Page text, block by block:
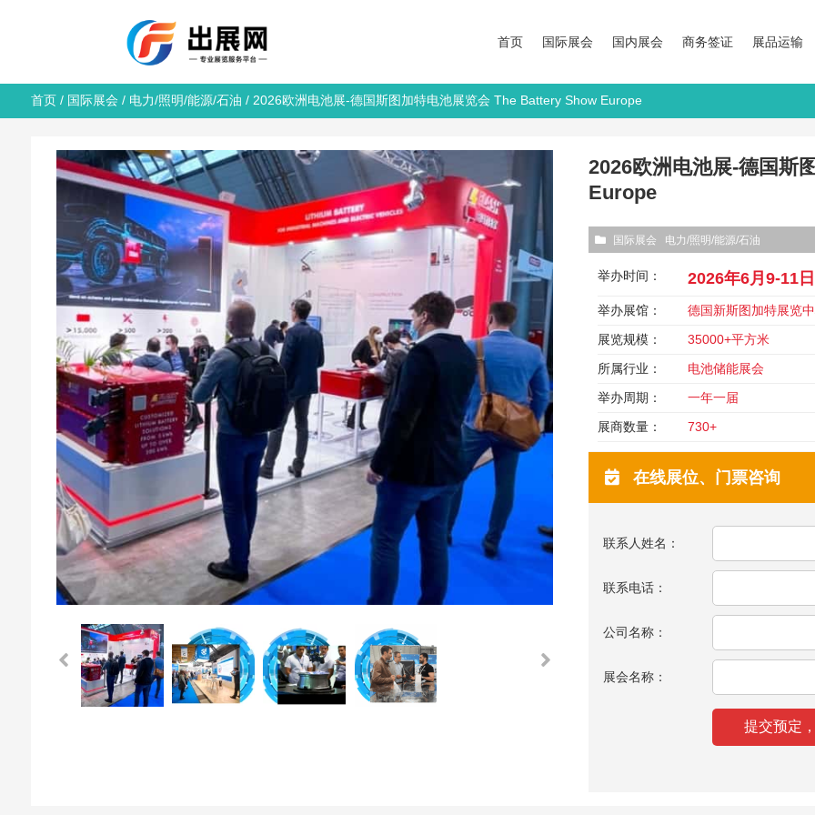
首页 国际展会 国内展会 商务签证 展品运输
首页/ 国际展会 / 电力/照明/能源/石油 / 2026欧洲电池展-德国斯图加特电池展览会 The Battery Show Europe
2026欧洲电池展-德国斯
Europe
国际展会 电力/照明/能源/石油
举办时间： 2026年6月9-11日
举办展馆：
德国新斯图加特展览
展览规模：
35000+平方米
所属行业：
电池储能展会
举办周期：
一年一届
展商数量：
730+
在线展位、门票咨询
联系人姓名：
联系电话：
公司名称：
展会名称：